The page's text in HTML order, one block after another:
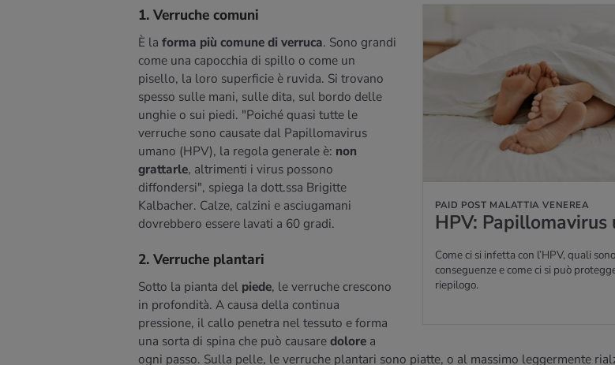
PER SAPERNE DI PIÙ
PAID POST MALATTIA VENEREA
HPV: Pa­pil­lo­ma­vi­rus
Come ci si infetta con l’HPV, quali
conseguenze e come ci si può
riepilogo.
1. Verruche comuni
È la forma più comune di verruca. Sono grandi
come una capocchia di spillo o come un
pisello, la loro superficie è ruvida. Si trovano
spesso sulle mani, sulle dita, sul bordo delle
unghie o sui piedi. "Poiché quasi tutte le
verruche sono causate dal Papillomavirus
umano (HPV), la regola generale è: non
grattarle, altrimenti i virus possono
diffondersi", spiega la dott.ssa Brigitte
Kalbacher. Calze, calzini e asciugamani
dovrebbero essere lavati a 60 gradi.
2. Verruche plantari
Sotto la pianta del piede, le verruche crescono
in profondità. A causa della continua
pressione, il callo penetra nel tessuto e forma
una sorta di spina che può causaredolore a
ogni passo. Sulla pelle, le verruche plantari sono piatte, o al massimo leggermente